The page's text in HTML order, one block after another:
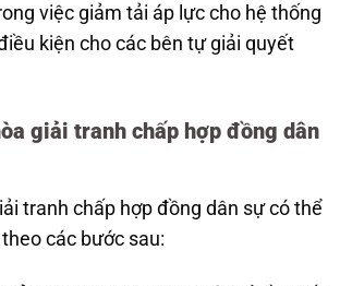
việc giảm tải áp lực cho hệ thống
kiện cho các bên tự giải quyết
giải tranh chấp hợp đồng dân
tranh chấp hợp đồng dân sự có thể
các bước sau: